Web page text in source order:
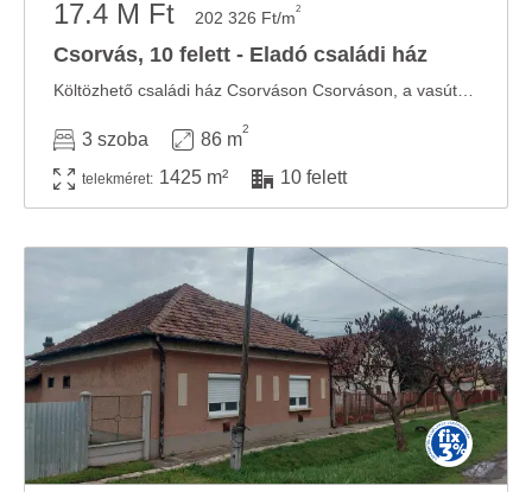
17.4 M Ft 202 326 Ft/m2
Csorvás, 10 felett - Eladó családi ház
3 szoba 86 m
2
telekméret: 1425 m² 10 felett